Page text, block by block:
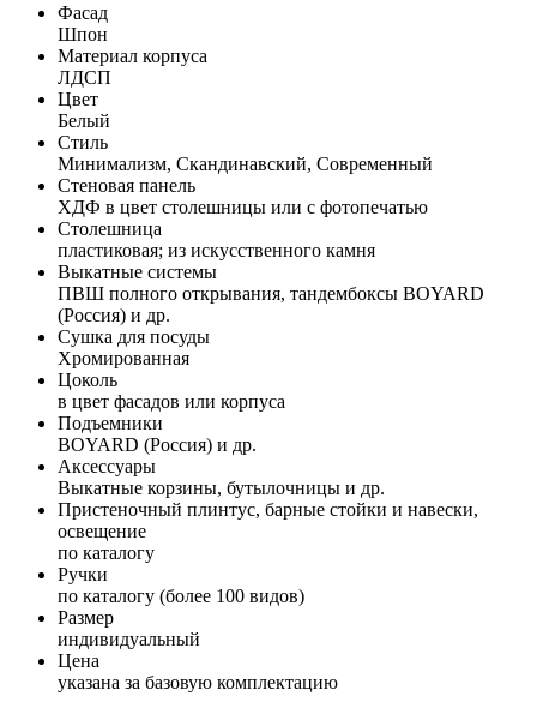
Фасад
Шпон
Материал корпуса
ЛДСП
Цвет
Белый
Стиль
Минимализм, Скандинавский, Современный
Стеновая панель
ХДФ в цвет столешницы или с фотопечатью
Столешница
пластиковая; из искусственного камня
Выкатные системы
ПВШ полного открывания, тандембоксы BOYARD
(Россия) и др.
Сушка для посуды
Хромированная
Цоколь
в цвет фасадов или корпуса
Подъемники
BOYARD (Россия) и др.
Аксессуары
Выкатные корзины, бутылочницы и др.
Пристеночный плинтус, барные стойки и навески,
освещение
по каталогу
Ручки
по каталогу (более 100 видов)
Размер
индивидуальный
Цена
указана за базовую комплектацию